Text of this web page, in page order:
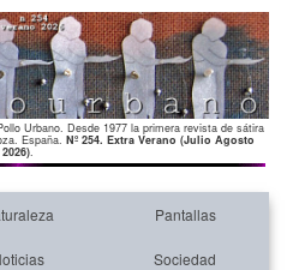
Urbano. Desde 1977 la primera revista de sátira
España. Nº 254. Extra Verano (Julio Agosto
2026).
Pantallas
Sociedad